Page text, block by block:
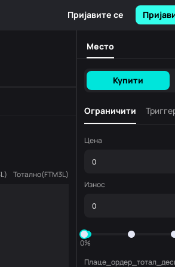
Пријавите се
) Тотално(FTM3L)
Место
Купити
Ограничити
Цена
Износ
0%